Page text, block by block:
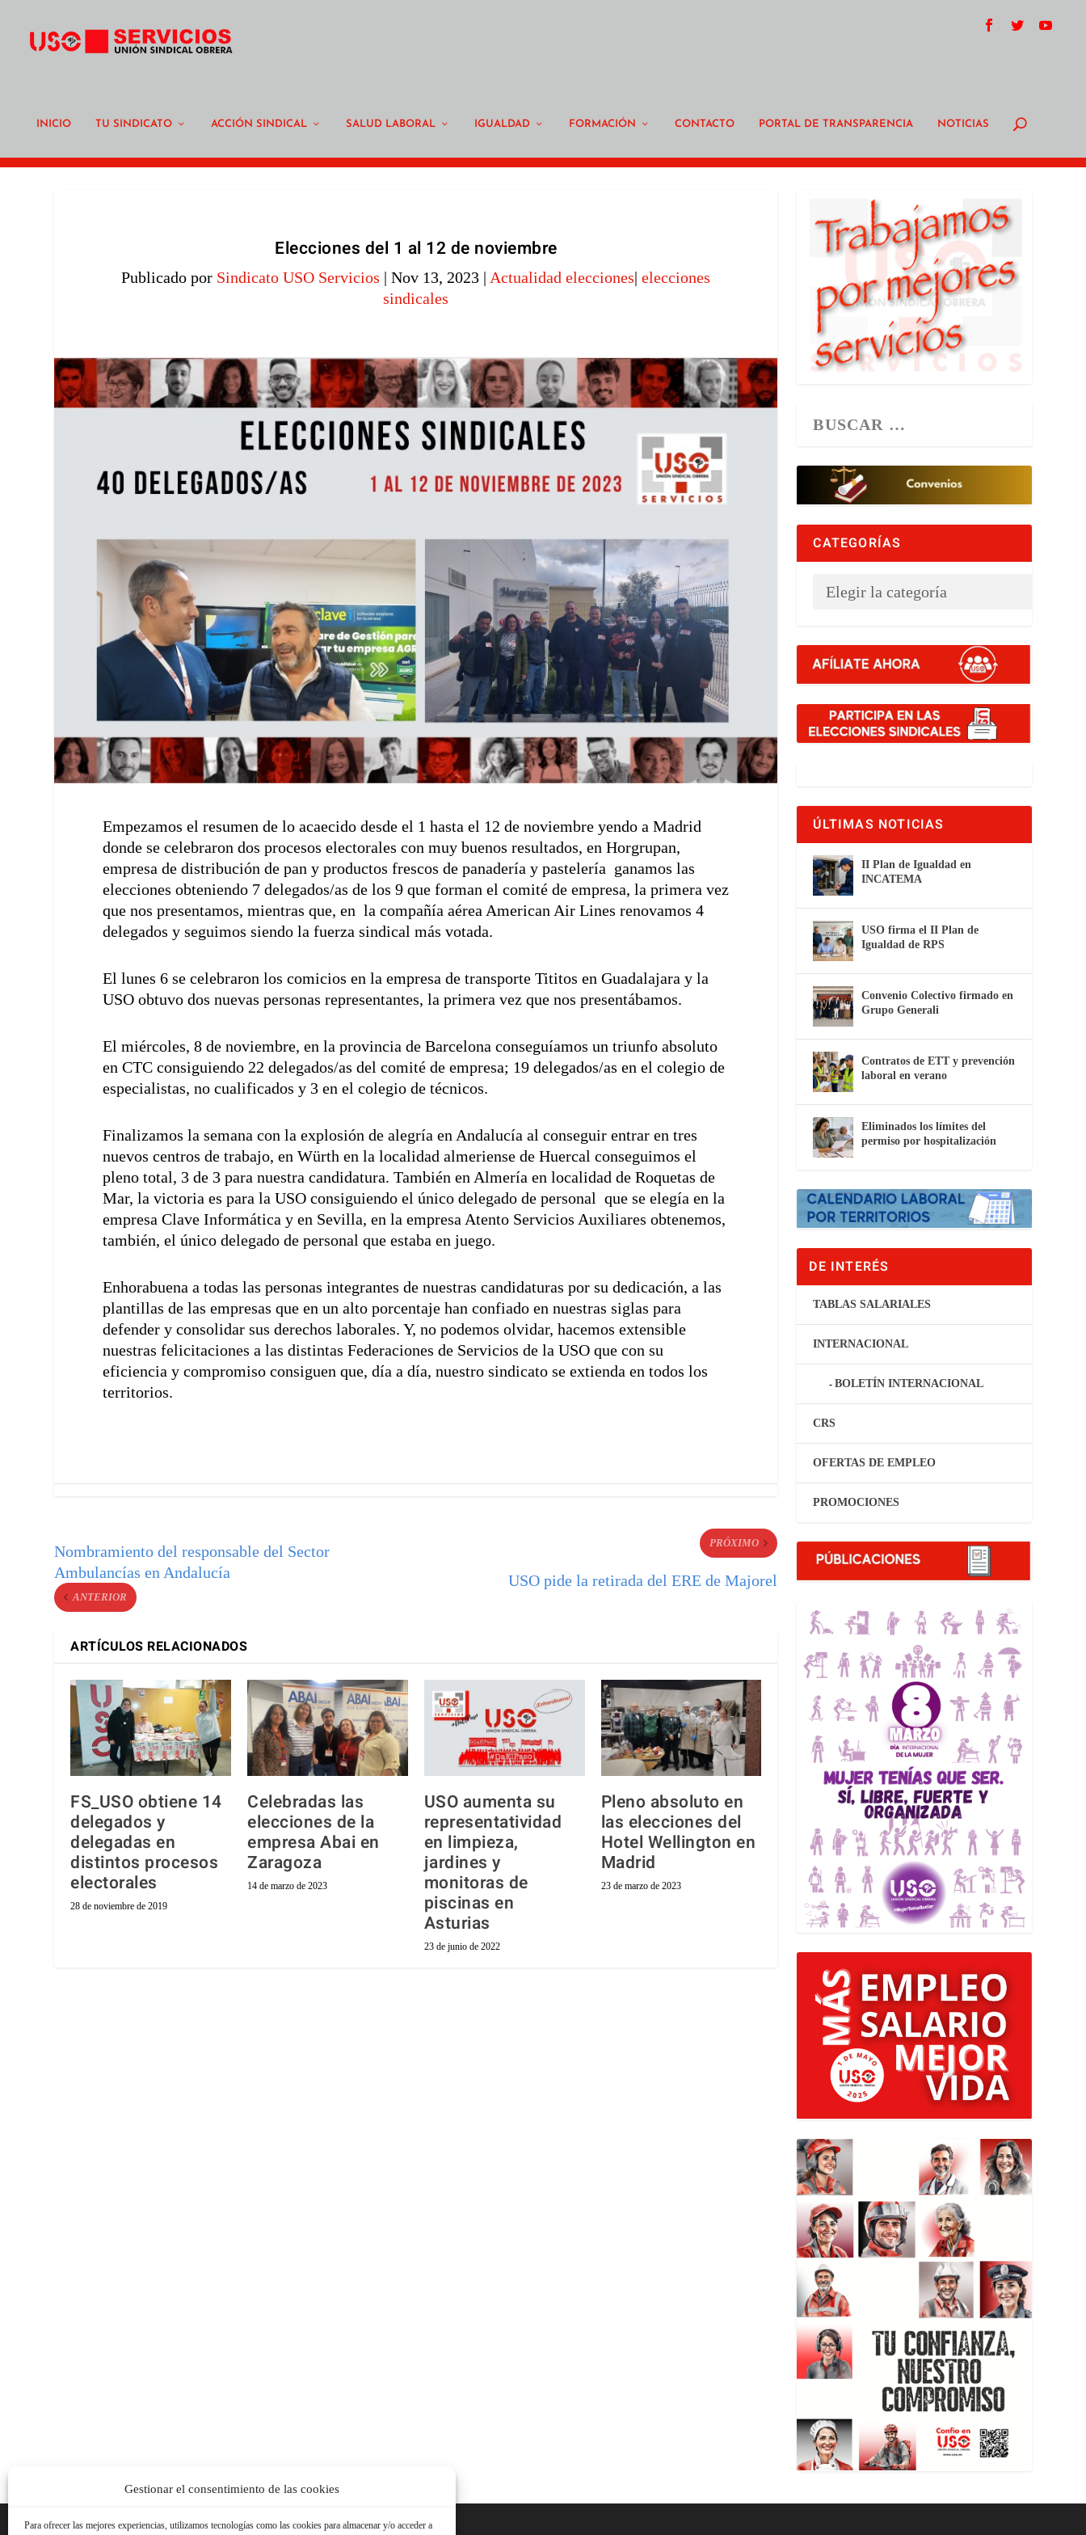
Gestionar el consentimiento de las cookies
Para ofrecer las mejores experiencias, utilizamos tecnologías como las cookies para almacenar y/o acceder a
INICIO TU SINDICATO ACCIÓN SINDICAL SALUD LABORAL IGUALDAD FORMACIÓN CONTACTO PORTAL DE TRANSPARENCIA NOTICIAS
Elecciones del 1 al 12 de noviembre
Publicado por Sindicato USO Servicios |Nov 13, 2023 | Actualidad elecciones|elecciones
sindicales
Empezamos el resumen de lo acaecido desde el 1 hasta el 12 de noviembre yendo a Madrid
donde se celebraron dos procesos electorales con muy buenos resultados, en Horgrupan,
empresa de distribución de pan y productos frescos de panadería y pastelería ganamos las
elecciones obteniendo 7 delegados/as de los 9 que forman el comité de empresa, la primera vez
que nos presentamos, mientras que, en la compañía aérea American Air Lines renovamos 4
delegados y seguimos siendo la fuerza sindical más votada.
El lunes 6 se celebraron los comicios en la empresa de transporte Tititos en Guadalajara y la
USO obtuvo dos nuevas personas representantes, la primera vez que nos presentábamos.
El miércoles, 8 de noviembre, en la provincia de Barcelona conseguíamos un triunfo absoluto
en CTC consiguiendo 22 delegados/as del comité de empresa; 19 delegados/as en el colegio de
especialistas, no cualificados y 3 en el colegio de técnicos.
Finalizamos la semana con la explosión de alegría en Andalucía al conseguir entrar en tres
nuevos centros de trabajo, en Würth en la localidad almeriense de Huercal conseguimos el
pleno total, 3 de 3 para nuestra candidatura. También en Almería en localidad de Roquetas de
Mar, la victoria es para la USO consiguiendo el único delegado de personal que se elegía en la
empresa Clave Informática y en Sevilla, en la empresa Atento Servicios Auxiliares obtenemos,
también, el único delegado de personal que estaba en juego.
Enhorabuena a todas las personas integrantes de nuestras candidaturas por su dedicación, a las
plantillas de las empresas que en un alto porcentaje han confiado en nuestras siglas para
defender y consolidar sus derechos laborales. Y, no podemos olvidar, hacemos extensible
nuestras felicitaciones a las distintas Federaciones de Servicios de la USO que con su
eficiencia y compromiso consiguen que, día a día, nuestro sindicato se extienda en todos los
territorios.
Nombramiento del responsable del Sector
Ambulancías en Andalucía
ANTERIOR
PRÓXIMO
USO pide la retirada del ERE de Majorel
ARTÍCULOS RELACIONADOS
FS_USO obtiene 14
delegados y
delegadas en
distintos procesos
electorales
28 de noviembre de 2019
Celebradas las
elecciones de la
empresa Abai en
Zaragoza
14 de marzo de 2023
USO aumenta su
representatividad
en limpieza,
jardines y
monitoras de
piscinas en
Asturias
23 de junio de 2022
Pleno absoluto en
las elecciones del
Hotel Wellington en
Madrid
23 de marzo de 2023
CATEGORÍAS
ÚLTIMAS NOTICIAS
II Plan de Igualdad en
INCATEMA
USO firma el II Plan de
Igualdad de RPS
Convenio Colectivo firmado en
Grupo Generali
Contratos de ETT y prevención
laboral en verano
Eliminados los límites del
permiso por hospitalización
DE INTERÉS
TABLAS SALARIALES
INTERNACIONAL
BOLETÍN INTERNACIONAL
CRS
OFERTAS DE EMPLEO
PROMOCIONES